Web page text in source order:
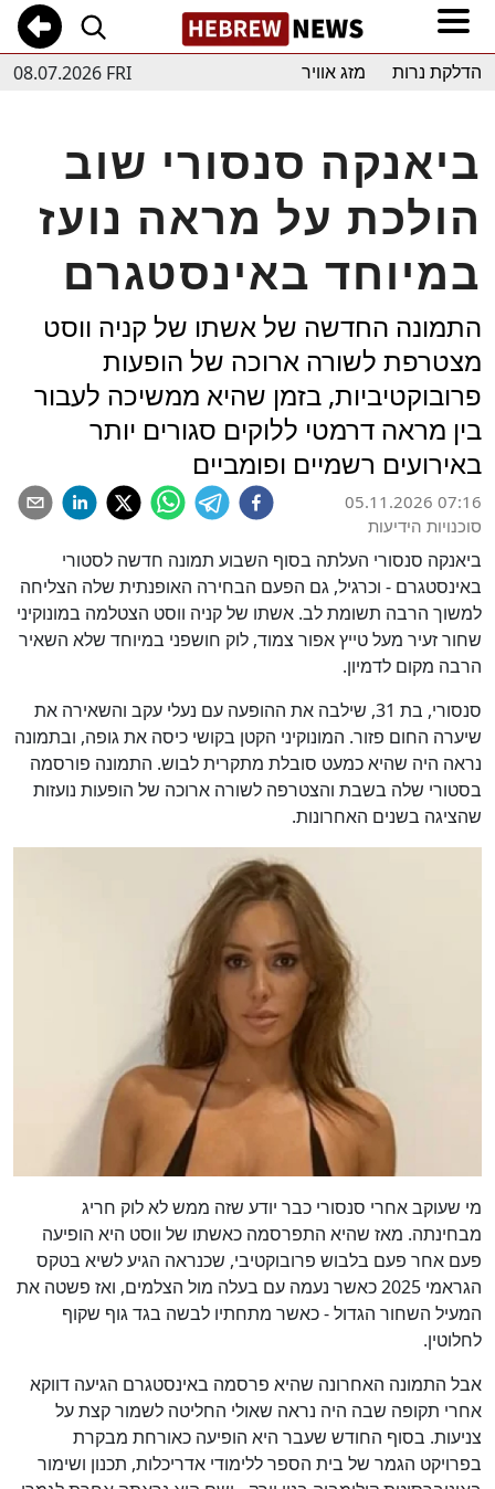
08.07.2026 FRI הדלקת נרות מזג אוויר
ביאנקה סנסורי שוב
הולכת על מראה נועז
במיוחד באינסטגרם
התמונה החדשה של אשתו של קניה ווסט
מצטרפת לשורה ארוכה של הופעות
פרובוקטיביות, בזמן שהיא ממשיכה לעבור
בין מראה דרמטי ללוקים סגורים יותר
באירועים רשמיים ופומביים
05.11.2026 07:16
סוכנויות הידיעות
ביאנקה סנסורי העלתה בסוף השבוע תמונה חדשה לסטורי
באינסטגרם - וכרגיל, גם הפעם הבחירה האופנתית שלה הצליחה
למשוך הרבה תשומת לב. אשתו של קניה ווסט הצטלמה במונוקיני
שחור זעיר מעל טייץ אפור צמוד, לוק חושפני במיוחד שלא השאיר
הרבה מקום לדמיון.
סנסורי, בת 31, שילבה את ההופעה עם נעלי עקב והשאירה את
שיערה החום פזור. המונוקיני הקטן בקושי כיסה את גופה, ובתמונה
נראה היה שהיא כמעט סובלת מתקרית לבוש. התמונה פורסמה
בסטורי שלה בשבת והצטרפה לשורה ארוכה של הופעות נועזות
שהציגה בשנים האחרונות.
מי שעוקב אחרי סנסורי כבר יודע שזה ממש לא לוק חריג
מבחינתה. מאז שהיא התפרסמה כאשתו של ווסט היא הופיעה
פעם אחר פעם בלבוש פרובוקטיבי, שכנראה הגיע לשיא בטקס
הגראמי 2025 כאשר נעמה עם בעלה מול הצלמים, ואז פשטה את
המעיל השחור הגדול - כאשר מתחתיו לבשה בגד גוף שקוף
לחלוטין.
אבל התמונה האחרונה שהיא פרסמה באינסטגרם הגיעה דווקא
אחרי תקופה שבה היה נראה שאולי החליטה לשמור קצת על
צניעות. בסוף החודש שעבר היא הופיעה כאורחת מבקרת
בפרויקט הגמר של בית הספר ללימודי אדריכלות, תכנון ושימור